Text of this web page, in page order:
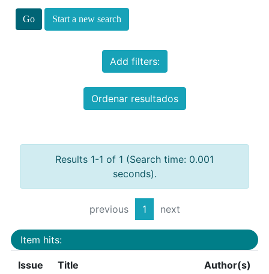
Start a new search
Add filters:
Ordenar resultados
Results 1-1 of 1 (Search time: 0.001
seconds).
previous 1 next
Item hits:
Issue
Title Author(s)